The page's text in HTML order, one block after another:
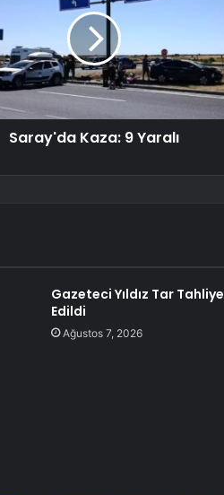
Saray'da Kaza: 9 Yaralı
Gazeteci Yıldız Tar Tahliye
Edildi
Ağustos 7, 2026